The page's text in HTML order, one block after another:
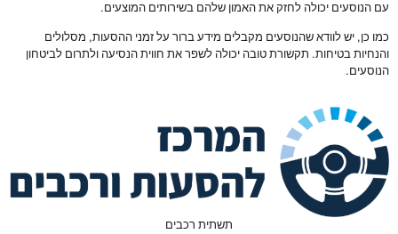
עם הנוסעים יכולה לחזק את האמון שלהם בשירותים המוצעים.
כמו כן, יש לוודא שהנוסעים מקבלים מידע ברור על זמני ההסעות, מסלולים
והנחיות בטיחות. תקשורת טובה יכולה לשפר את חווית הנסיעה ולתרום לביטחון
הנוסעים.
תשתית רכבים